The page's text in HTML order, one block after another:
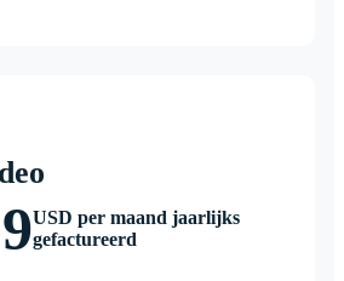
USD per maand jaarlijks
gefactureerd